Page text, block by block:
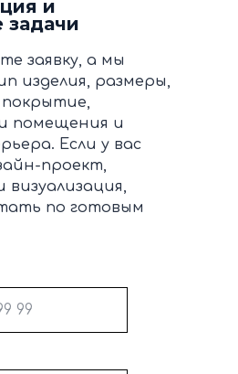
и
задачи
заявку, а мы
изделия, размеры,
помещения и
Если у вас
проект,
по готовым